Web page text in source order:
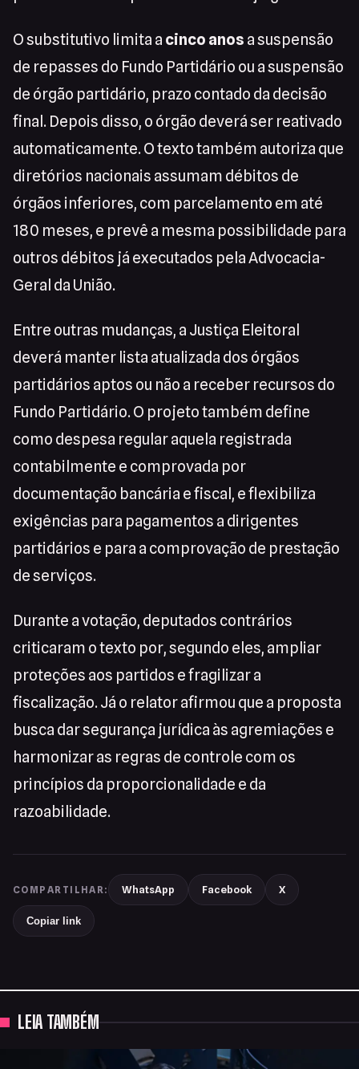
O substitutivo limita a cinco anos a suspensão
de repasses do Fundo Partidário ou a suspensão
de órgão partidário, prazo contado da decisão
final. Depois disso, o órgão deverá ser reativado
automaticamente. O texto também autoriza que
diretórios nacionais assumam débitos de
órgãos inferiores, com parcelamento em até
180 meses, e prevê a mesma possibilidade para
outros débitos já executados pela Advocacia-
Geral da União.
Entre outras mudanças, a Justiça Eleitoral
deverá manter lista atualizada dos órgãos
partidários aptos ou não a receber recursos do
Fundo Partidário. O projeto também define
como despesa regular aquela registrada
contabilmente e comprovada por
documentação bancária e fiscal, e flexibiliza
exigências para pagamentos a dirigentes
partidários e para a comprovação de prestação
de serviços.
Durante a votação, deputados contrários
criticaram o texto por, segundo eles, ampliar
proteções aos partidos e fragilizar a
fiscalização. Já o relator afirmou que a proposta
busca dar segurança jurídica às agremiações e
harmonizar as regras de controle com os
princípios da proporcionalidade e da
razoabilidade.
COMPARTILHAR: WhatsApp Facebook X
Copiar link
LEIA TAMBÉM